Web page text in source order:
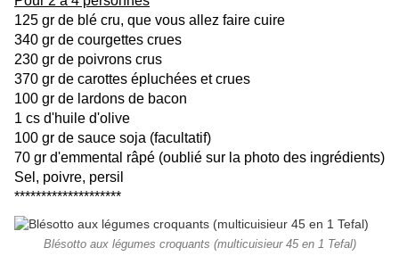
125 gr de blé cru, que vous allez faire cuire
340 gr de courgettes crues
230 gr de poivrons crus
370 gr de carottes épluchées et crues
100 gr de lardons de bacon
1 cs d'huile d'olive
100 gr de sauce soja (facultatif)
70 gr d'emmental râpé (oublié sur la photo des ingrédients)
Sel, poivre, persil
********************
Blésotto aux légumes croquants (multicuisieur 45 en 1 Tefal)